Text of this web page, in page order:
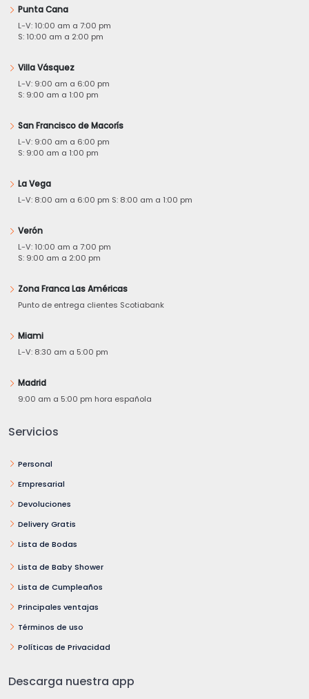
Punta Cana
L-V: 10:00 am a 7:00 pm
S: 10:00 am a 2:00 pm
Villa Vásquez
L-V: 9:00 am a 6:00 pm
S: 9:00 am a 1:00 pm
San Francisco de Macorís
L-V: 9:00 am a 6:00 pm
S: 9:00 am a 1:00 pm
La Vega
L-V: 8:00 am a 6:00 pm S: 8:00 am a 1:00 pm
Verón
L-V: 10:00 am a 7:00 pm
S: 9:00 am a 2:00 pm
Zona Franca Las Américas
Punto de entrega clientes Scotiabank
Miami
L-V: 8:30 am a 5:00 pm
Madrid
9:00 am a 5:00 pm hora española
Servicios
Personal
Empresarial
Devoluciones
Delivery Gratis
Lista de Bodas
Lista de Baby Shower
Lista de Cumpleaños
Principales ventajas
Términos de uso
Políticas de Privacidad
Descarga nuestra app